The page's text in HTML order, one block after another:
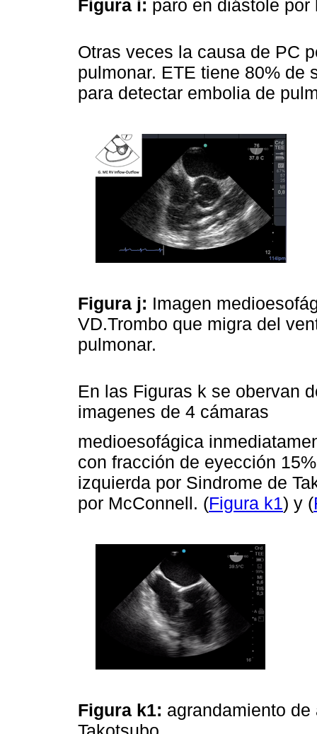
Figura i: paro en diástole
Otras veces la causa de PC
pulmonar. ETE tiene 80% de
para detectar embolia de
Figura j: Imagen
VD.Trombo que migra del
pulmonar.
En las Figuras k se obervan
imagenes de 4 cámaras
medioesofágica
con fracción de eyección
izquierda por Sindrome de
por McConnell. (Figura k1) y (
Figura k1: agrandamiento